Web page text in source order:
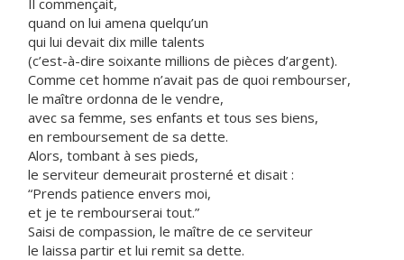
Il commençait,
quand on lui amena quelqu’un
qui lui devait dix mille talents
(c’est-à-dire soixante millions de pièces d’argent).
Comme cet homme n’avait pas de quoi rembourser,
le maître ordonna de le vendre,
avec sa femme, ses enfants et tous ses biens,
en remboursement de sa dette.
Alors, tombant à ses pieds,
le serviteur demeurait prosterné et disait :
“Prends patience envers moi,
et je te rembourserai tout.”
Saisi de compassion, le maître de ce serviteur
le laissa partir et lui remit sa dette.